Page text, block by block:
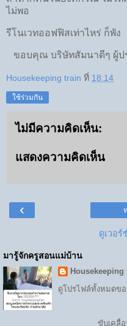
ไม่พอ
รีโนเวทออฟฟิสเท่าไหร่ ก็พัง
ขอบคุณ บริษัทสัมนาดีๆ ผู้ป
Housekeeping train ที่ 18:14
ใช้ร่วมกัน
ไม่มีความคิดเห็น:
แสดงความคิดเห็น
‹
ดูเวอร์
มารู้จักครูสอนแม่บ้าน
Housekeeping
ดูโปรไฟล์ทั้งหมดข
ขับเคลื่